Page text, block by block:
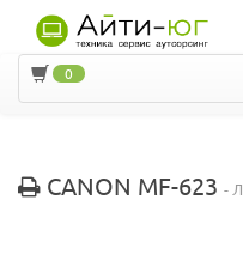
0
CANON MF-623 -